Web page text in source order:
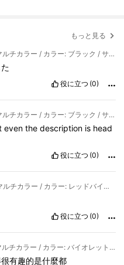
もっと見る
スタイルタイプ: マルチカラー / カラー: ブラック / サイズ: ワンサイズ
役に立つ (0)
スタイルタイプ: マルチカラー / カラー: ブラック / サイズ: ワンサイズ
eventhedescription is head
役に立つ (0)
スタイルタイプ: マルチカラー / カラー: レッドバイオレット / サイズ: ワンサイズ
役に立つ (0)
スタイルタイプ: マルチカラー / カラー: バイオレットパープル / サイズ: ワンサイズ
有趣的是什麼都